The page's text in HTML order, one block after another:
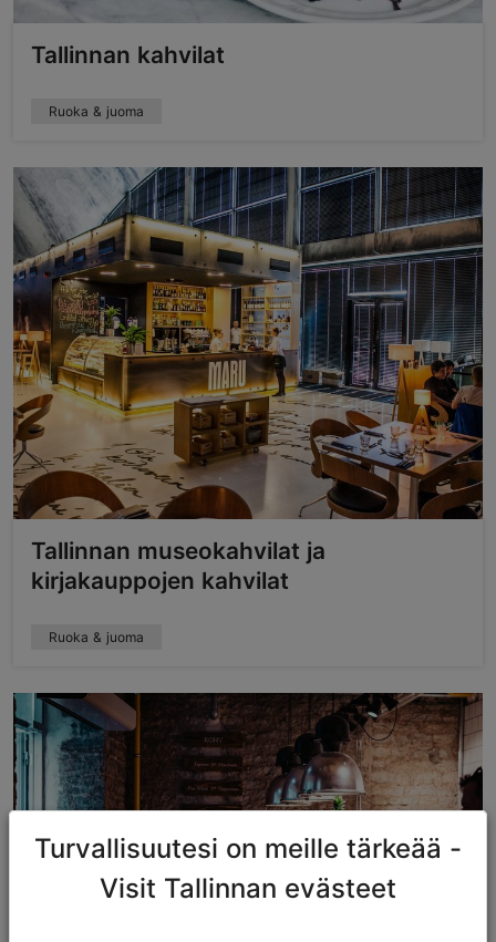
Tallinnan kahvilat
Ruoka & juoma
Tallinnan museokahvilat ja
kirjakauppojen kahvilat
Ruoka & juoma
Turvallisuutesi on meille tärkeää -
Visit Tallinnan evästeet